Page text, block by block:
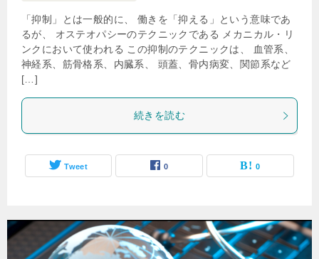
「抑制」とは一般的に、 働きを「抑える」という意味であ
るが、 オステオパシーのテクニックである メカニカル・リ
ンクにおいて使われる この抑制のテクニックは、 血管系、
神経系、筋骨格系、内臓系、 頭蓋、骨内病変、関節系など
[…]
続きを読む
Tweet 0 0